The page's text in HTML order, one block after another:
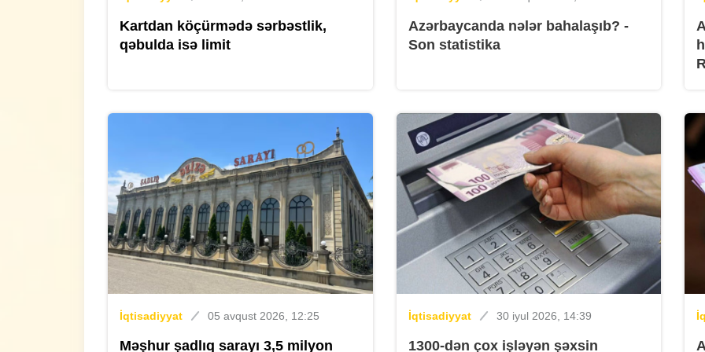
Kartdan köçürmədə sərbəstlik,
qəbulda isə limit
Azərbaycanda nələr bahalaşıb? -
Son statistika
İqtisadiyyat 05 avqust 2026, 12:25
Məşhur şadlıq sarayı 3,5 milyon
İqtisadiyyat 30 iyul 2026, 14:39
1300-dən çox işləyən şəxsin